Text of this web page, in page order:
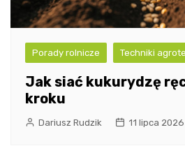
Porady rolnicze Techniki
Jak siać kukurydzę
kroku
Dariusz Rudzik 11 lipca 2026